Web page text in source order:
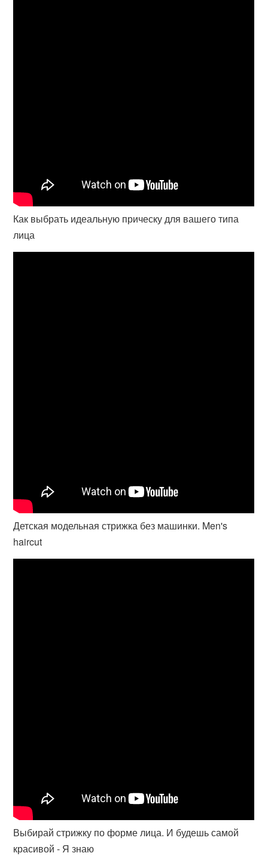
Как выбрать идеальную прическу для вашего типа
лица
Детская модельная стрижка без машинки. Men's
haircut
Выбирай стрижку по форме лица. И будешь самой
красивой - Я знаю